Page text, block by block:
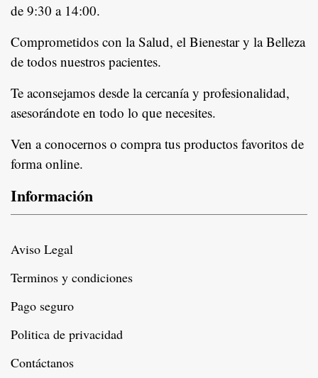
de 9:30 a 14:00.
Comprometidos con la Salud, el Bienestar y la Belleza
de todos nuestros pacientes.
Te aconsejamos desde la cercanía y profesionalidad,
asesorándote en todo lo que necesites.
Ven a conocernos o compra tus productos favoritos de
forma online.
Información
Aviso Legal
Terminos y condiciones
Pago seguro
Politica de privacidad
Contáctanos